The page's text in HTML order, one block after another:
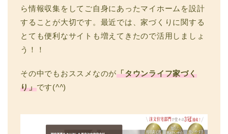
ら情報収集をしてご自身にあったマイホームを設計
することが大切です。最近では、家づくりに関する
とても便利なサイトも増えてきたので活用しましょ
う！！
その中でもおススメなのが「タウンライフ家づく
り」です(^^)